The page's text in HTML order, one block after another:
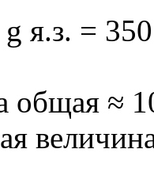
я.з. =
общая ≈